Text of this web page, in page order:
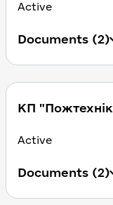
Active
Documents (2)
КП
Active
Documents (2)